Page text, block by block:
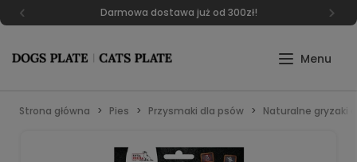
Darmowa dostawa już od 300zł!
Strona główna Pies Przysmaki dla psów Naturalne gryzaki